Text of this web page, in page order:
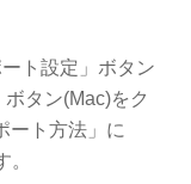
ト設定」ボタン
タン(Mac)をク
ート方法」に